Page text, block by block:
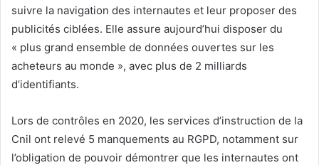
suivre la navigation des internautes et leur proposer des
publicités ciblées. Elle assure aujourd’hui disposer du
« plus grand ensemble de données ouvertes sur les
acheteurs au monde », avec plus de 2 milliards
d’identifiants.
Lors de contrôles en 2020, les services d’instruction de la
Cnil ont relevé 5 manquements au RGPD, notamment sur
l’obligation de pouvoir démontrer que les internautes ont